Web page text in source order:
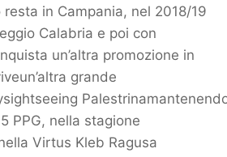
resta in Campania, nel 2018/19
Calabria e poi con
un’altra promozione in
grande
PPG, nella stagione
Virtus Kleb Ragusa